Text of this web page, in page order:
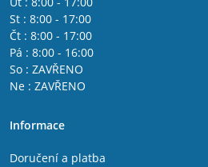
St : 8:00 - 17:00
Čt : 8:00 - 17:00
Pá : 8:00 - 16:00
So : ZAVŘENO
Ne : ZAVŘENO
Informace
Doručení a platba